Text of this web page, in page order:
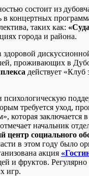
состоит из
в концертных
таких как:
города и района.
здоровой
проживающих в
действует «Клуб
требуется уход,
которая заключается
начальник
центр социального
в этом году было
акция
фруктов. Регулярно
игр.